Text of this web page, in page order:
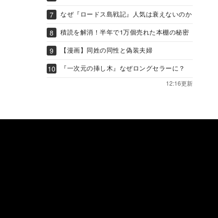
なぜ『ロードス島戦記』人気は衰えないのか
積読を解消！半年で1万個売れた本棚の秘密
【漫画】同姓の同性と偽装夫婦
『一次元の挿し木』なぜロングセラーに？
12:16更新